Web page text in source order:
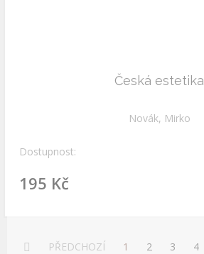
Česká estetika
Novák, Mirko
Dostupnost:
195 Kč
PŘEDCHOZÍ 1 2 3 4